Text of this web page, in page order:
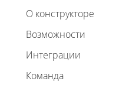
О конструкторе
Возможности
Интеграции
Команда